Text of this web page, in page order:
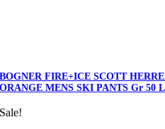
BOGNER FIRE+ICE SCOTT
ORANGE MENS SKI PANTS Gr 50
Sale!